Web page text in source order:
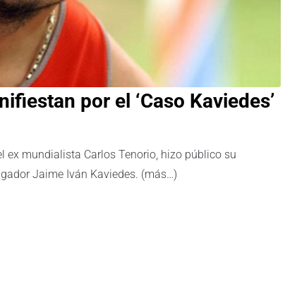
por el ‘Caso Kaviedes’
ex mundialista Carlos Tenorio, hizo público su
Jaime Iván Kaviedes. (más…)